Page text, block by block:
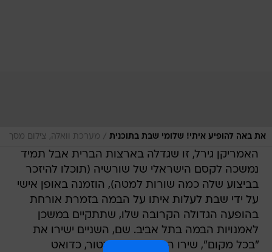
את באה להופיע איתי! שלומי שבת בתוכנית / מערכת וואלה, צילום מסך
האמריקן גירל, זו שגדלה בארצות הברית אבל תמיד
נמשכה לקסם הישראלי של שורשיה (תוכלו להיזכר
בביצוע שלה כמה שורות למטה), הוזמנה באופן אישי
על ידי שבת לעלות איתו על הבמה בזמרת אורחת
בהופעה הגדולה הקרובה שלו, שתתקיים במשכן
לאמנויות הבמה בתל אביב. שם, השניים ישירו את
"בכל מקום", שירו האהוב של המנטור, כדואט